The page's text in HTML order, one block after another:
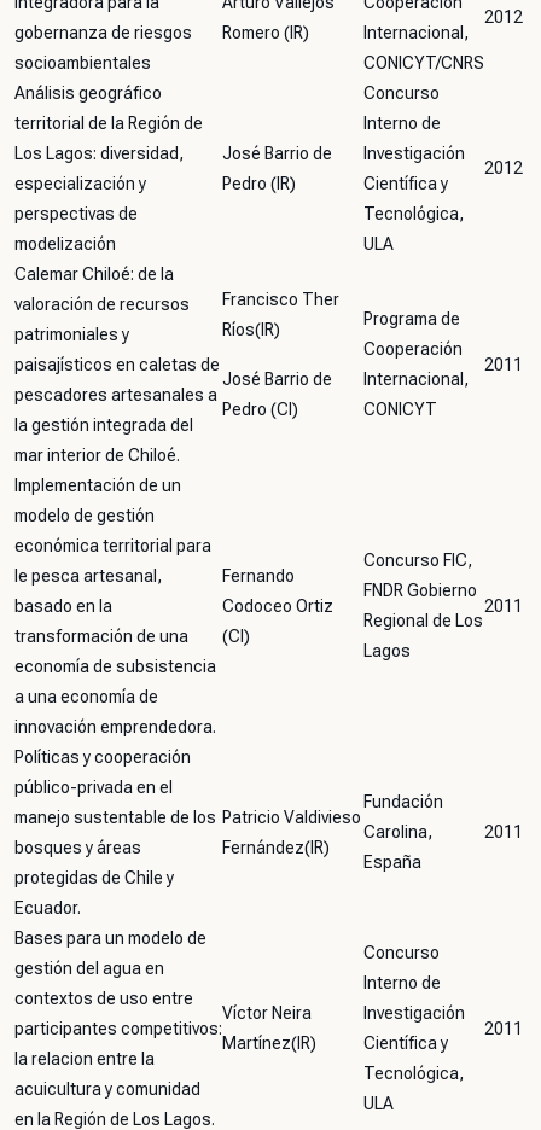
gobernanza de riesgos
socioambientales
Romero (IR)
Internacional,
CONICYT/CNRS
2012
Análisis geográfico
territorial de la Región de
Los Lagos: diversidad,
especialización y
perspectivas de
modelización
José Barrio de
Pedro (IR)
Concurso
Interno de
Investigación
Científica y
Tecnológica,
ULA
2012
Calemar Chiloé: de la
valoración de recursos
patrimoniales y
paisajísticos en caletas de
pescadores artesanales a
la gestión integrada del
mar interior de Chiloé.
Francisco Ther
Ríos(IR)
José Barrio de
Pedro (CI)
Programa de
Cooperación
Internacional,
CONICYT
2011
Implementación de un
modelo de gestión
económica territorial para
le pesca artesanal,
basado en la
transformación de una
economía de subsistencia
a una economía de
innovación emprendedora.
Fernando
Codoceo Ortiz
(CI)
Concurso FIC,
FNDR Gobierno
Regional de Los
Lagos
2011
Políticas y cooperación
público-privada en el
manejo sustentable de los
bosques y áreas
protegidas de Chile y
Ecuador.
Patricio Valdivieso
Fernández(IR)
Fundación
Carolina,
España
2011
Bases para un modelo de
gestión del agua en
contextos de uso entre
participantes competitivos:
la relacion entre la
acuicultura y comunidad
en la Región de Los Lagos.
Víctor Neira
Martínez(IR)
Concurso
Interno de
Investigación
Científica y
Tecnológica,
ULA
2011